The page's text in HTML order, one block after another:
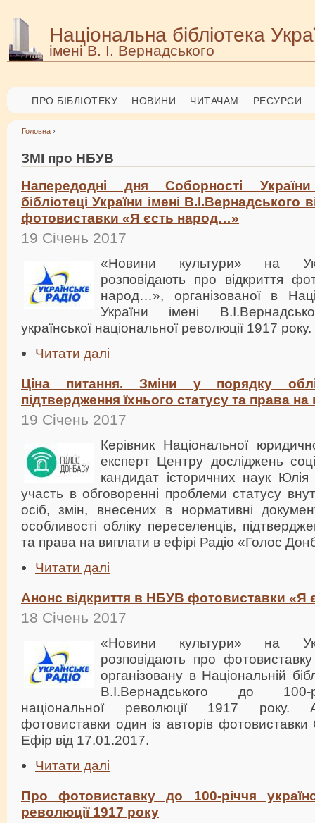
Національна бібліотека
імені В. І. Вернадського
ПРО БІБЛІОТЕКУ НОВИНИ ЧИТАЧАМ РЕСУРСИ
Головна ›
ЗМІ про НБУВ
Напередодні дня Соборності
бібліотеці України імені В.І.Вернадського
фотовиставки «Я єсть народ…»
19 Січень 2017
«Новини культури» на
розповідають про відкриття
народ…», організованої в
України імені
української національної революції 1917
Читати далі
Ціна питання. Зміни у порядку
підтвердження їхнього статусу та права
19 Січень 2017
Керівник Національної
експерт Центру досліджень
кандидат історичних наук
участь в обговоренні проблеми статусу
осіб, змін, внесених в нормативні
особливості обліку переселенців,
та права на виплати в ефірі Радіо «Голос
Читати далі
Анонс відкриття в НБУВ фотовиставки «Я
18 Січень 2017
«Новини культури» на
розповідають про
організовану в Національній
В.І.Вернадського до 100-
національної революції 1917 року.
фотовиставки один із авторів
Ефір від 17.01.2017.
Читати далі
Про фотовиставку до 100-річчя
революції 1917 року